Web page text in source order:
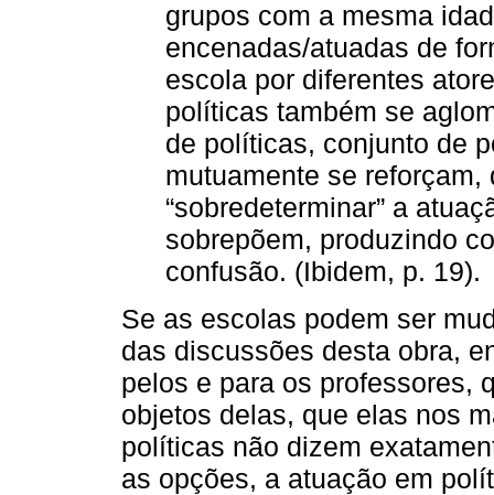
grupos com a mesma
encenadas/atuadas de
escola por diferentes
políticas também se
de políticas, conjunto de
mutuamente se
“sobredeterminar” a
sobrepõem, produzindo
confusão. (Ibidem, p. 19).
Se as escolas podem ser
das discussões desta obra,
pelos e para os professores,
objetos delas, que elas nos
políticas não dizem
as opções, a atuação em